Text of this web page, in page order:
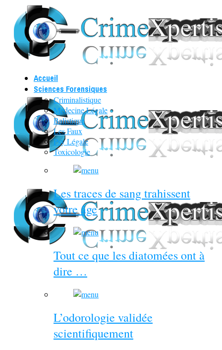
Accueil
Sciences Forensiques
Criminalistique
Médecine Légale
Balistique
Les Faux
Psy Légale
Toxicologie
Les traces de sang trahissent
votre âge
Tout ce que les diatomées ont à
dire …
L’odorologie validée
scientifiquement